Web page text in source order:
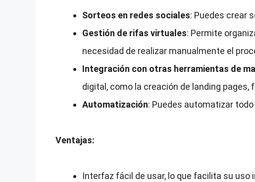
Sorteos en redes sociales: Puedes crear
Gestión de rifas virtuales: Permite
necesidad de realizar manualmente el
Integración con otras herramientas de
digital, como la creación de landing
Automatización: Puedes automatizar
Ventajas:
Interfaz fácil de usar, lo que facilita su uso